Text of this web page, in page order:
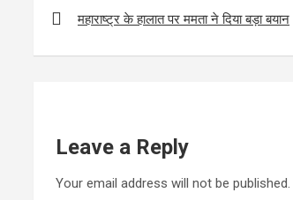
o
o
A
p
navigation
महाराष्ट्र के हालात पर ममता ने दिया बड़ा बयान
Leave a Reply
Your email address will not be published.